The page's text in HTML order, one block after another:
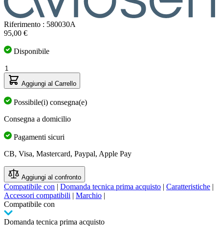
Riferimento : 580030A
95,00 €
Disponibile
Quantità
Aggiungi al Carrello
Possibile(i) consegna(e)
Consegna a domicilio
Pagamenti sicuri
CB, Visa, Mastercard, Paypal, Apple Pay
Aggiungi al confronto
Compatibile con | Domanda tecnica prima acquisto | Caratteristiche |
Accessori compatibili | Marchio |
Compatibile con
Domanda tecnica prima acquisto